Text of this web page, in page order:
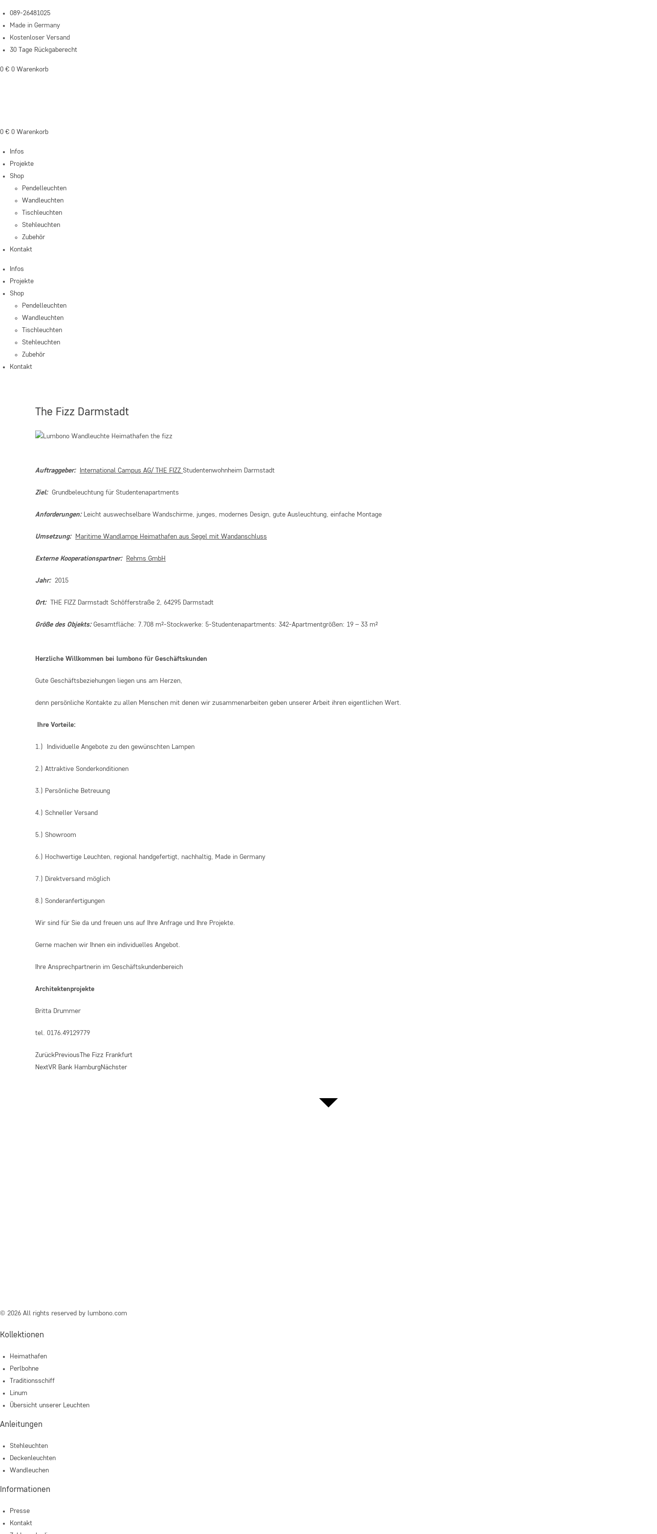
Zum
Inhalt
springen
089-26481025
Made in Germany
Kostenloser Versand
30 Tage Rückgaberecht
0 € 0 Warenkorb
0 € 0 Warenkorb
Infos
Projekte
Shop
Pendelleuchten
Wandleuchten
Tischleuchten
Stehleuchten
Zubehör
Kontakt
Infos
Projekte
Shop
Pendelleuchten
Wandleuchten
Tischleuchten
Stehleuchten
Zubehör
Kontakt
The Fizz Darmstadt
Auftraggeber: International Campus AG/ THE FIZZ Studentenwohnheim Darmstadt
Ziel: Grundbeleuchtung für Studentenapartments
Anforderungen: Leicht auswechselbare Wandschirme, junges, modernes Design, gute Ausleuchtung, einfache Montage
Umsetzung: Maritime Wandlampe Heimathafen aus Segel mit Wandanschluss
Externe Kooperationspartner: Rehms GmbH
Jahr: 2015
Ort: THE FIZZ Darmstadt Schöfferstraße 2, 64295 Darmstadt
Größe des Objekts: Gesamtfläche: 7.708 m²-Stockwerke: 5-Studentenapartments: 342-Apartmentgrößen: 19 – 33 m²
Herzliche Willkommen bei lumbono für Geschäftskunden
Gute Geschäftsbeziehungen liegen uns am Herzen,
denn persönliche Kontakte zu allen Menschen mit denen wir zusammenarbeiten geben unserer Arbeit ihren eigentlichen Wert.
Ihre Vorteile:
1.) Individuelle Angebote zu den gewünschten Lampen
2.) Attraktive Sonderkonditionen
3.) Persönliche Betreuung
4.) Schneller Versand
5.) Showroom
6.) Hochwertige Leuchten, regional handgefertigt, nachhaltig, Made in Germany
7.) Direktversand möglich
8.) Sonderanfertigungen
Wir sind für Sie da und freuen uns auf Ihre Anfrage und Ihre Projekte.
Gerne machen wir Ihnen ein individuelles Angebot.
Ihre Ansprechpartnerin im Geschäftskundenbereich
Architektenprojekte
Britta Drummer
tel. 0176.49129779
ZurückPrevious The Fizz Frankfurt
NextVR Bank HamburgNächster
© 2026 All rights reserved by lumbono.com
Kollektionen
Heimathafen
Perlbohne
Traditionsschiff
Linum
Übersicht unserer Leuchten
Anleitungen
Stehleuchten
Deckenleuchten
Wandleuchen
Informationen
Presse
Kontakt